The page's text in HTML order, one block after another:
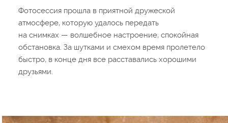
Фотосессия прошла в приятной дружеской
атмосфере, которую удалось передать
на снимках — волшебное настроение, спокойная
обстановка. За шутками и смехом время пролетело
быстро, в конце дня все расставались хорошими
друзьями.